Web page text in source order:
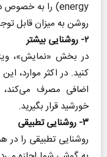
روشن به میزان قابل
۲- روشنایی بیشتر
در بخش «نمایش»،
کنید. در اکثر موارد،
اضافی مصرف می‌کند،
خورشید قرار بگیرید.
۳- روشنایی تطبیقی
روشنایی تطبیقی را در